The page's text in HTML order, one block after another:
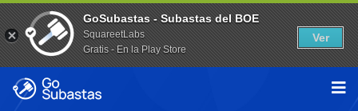
GoSubastas - Subastas del BOE
SquareetLabs
Gratis - En la Play Store
Ver